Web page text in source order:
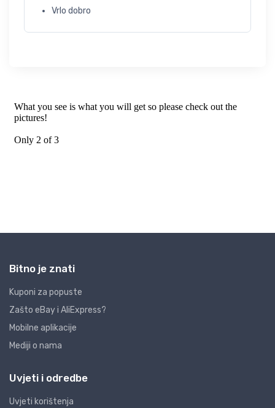
Vrlo dobro
Bitno je znati
Kuponi za popuste
Zašto eBay i AliExpress?
Mobilne aplikacije
Mediji o nama
Uvjeti i odredbe
Uvjeti korištenja